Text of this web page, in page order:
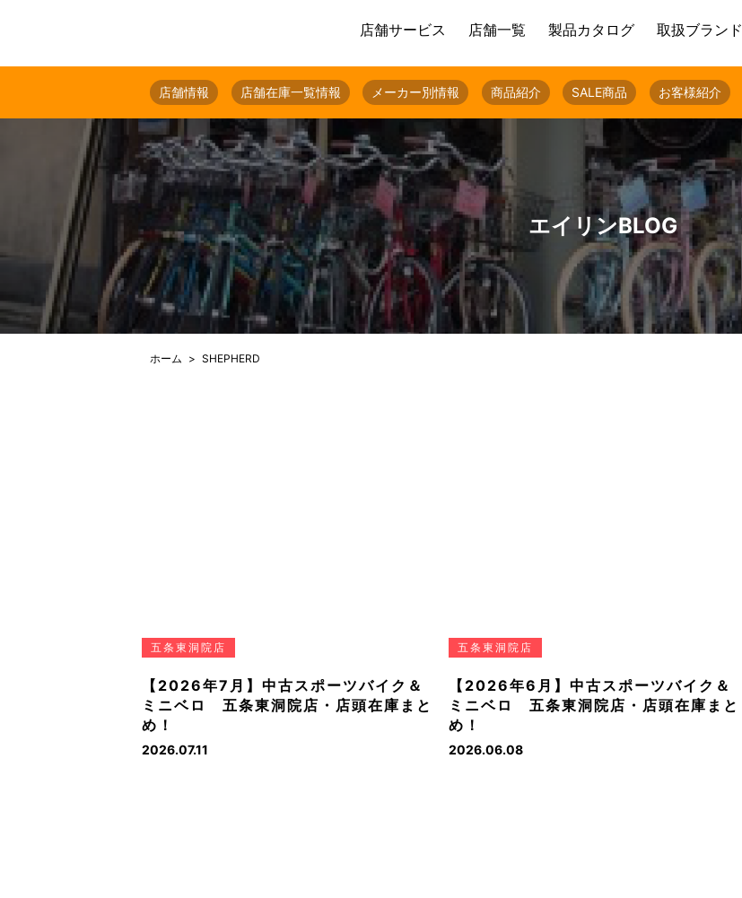
店舗サービス 店舗一覧 製品カタログ 取扱ブランド
店舗情報 店舗在庫一覧情報 メーカー別情報 商品紹介 SALE商品 お客様紹介
エイリンBLOG
ホーム SHEPHERD
五条東洞院店
【2026年7月】中古スポーツバイク＆
ミニベロ 五条東洞院店・店頭在庫まと
め！
2026.07.11
五条東洞院店
【2026年6月】中古スポーツバイク＆
ミニベロ 五条東洞院店・店頭在庫まと
め！
2026.06.08